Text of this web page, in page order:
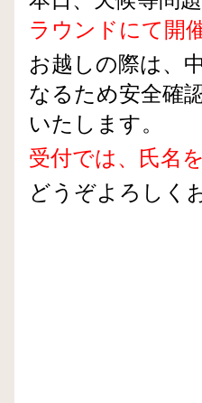
ラウンドにて開
お越しの際は、
なるため安全確
いたします。
受付では、氏名
どうぞよろしく